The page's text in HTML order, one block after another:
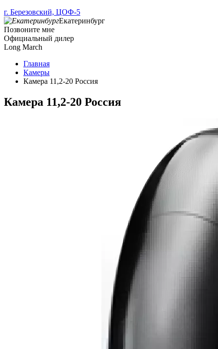
г. Березовский, ЦОФ-5
Екатеринбург
Позвоните мне
Официальный дилер
Long March
Главная
Камеры
Камера 11,2-20 Россия
Камера 11,2-20 Россия